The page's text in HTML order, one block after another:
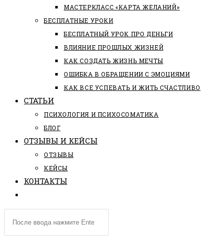
МАСТЕРКЛАСС «КАРТА ЖЕЛАНИЙ»
БЕСПЛАТНЫЕ УРОКИ
БЕСПЛАТНЫЙ УРОК ПРО ДЕНЬГИ
ВЛИЯНИЕ ПРОШЛЫХ ЖИЗНЕЙ
КАК СОЗДАТЬ ЖИЗНЬ МЕЧТЫ
ОШИБКА В ОБРАЩЕНИИ С ЭМОЦИЯМИ
КАК ВСЕ УСПЕВАТЬ И ЖИТЬ СЧАСТЛИВО
СТАТЬИ
ПCИХОЛОГИЯ И ПСИХОСОМАТИКА
БЛОГ
ОТЗЫВЫ И КЕЙСЫ
ОТЗЫВЫ
КЕЙСЫ
КОНТАКТЫ
ПО